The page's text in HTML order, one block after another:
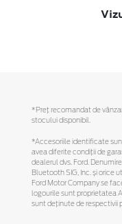
*Preţ recomandat de
stocului disponibil.
*Accesoriile identificate
avea diferite condiții de
dealerul dvs. Ford.
Bluetooth SIG, Inc. și orice
Ford Motor Company se
logourile sunt proprietatea
sunt deținute de respectivii